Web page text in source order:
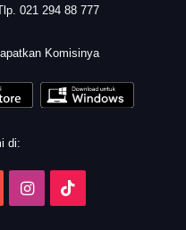
021 294 88 777
Komisinya
di:
YouTubeInstagram